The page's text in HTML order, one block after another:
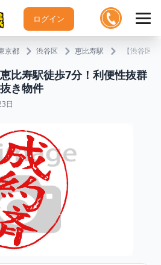
ログイン
京都 渋谷区 恵比寿駅 【渋谷区
恵比寿駅徒歩7分！利便性抜群
き物件
日